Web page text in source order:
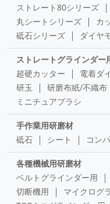
ストレート80シリーズ
丸シートシリーズ
カ
砥石シリーズ
ダイヤ
ストレートグラインダー
超硬カッター
電着ダ
研玉
研磨布紙/不織布
ミニチュアブラシ
手作業用研磨材
砥石
シート コン
各種機械用研磨材
ベルトグラインダー用
切断機用
マイクログ